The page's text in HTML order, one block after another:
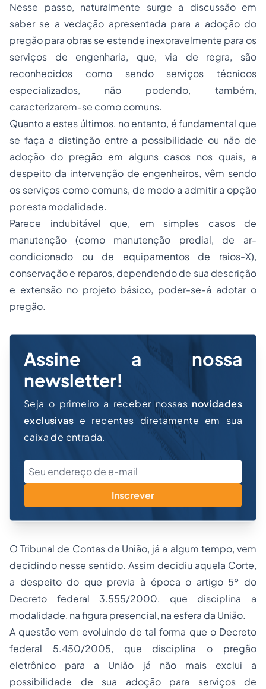
Nesse passo, naturalmente surge a discussão em
saber se a vedação apresentada para a adoçãodo
pregão para obras se estende inexoravelmente para os
serviços de engenharia, que, via de regra, são
reconhecidos como sendo serviços técnicos
especializados, não podendo, também,
caracterizarem-se como comuns.
Quanto a estes últimos, no entanto, é fundamental que
se faça a distinção entre a possibilidade ou não de
adoção do pregão em alguns casos nos quais, a
despeito da intervenção de engenheiros, vêm sendo
os serviços como comuns, de modo a admitir a opção
por esta modalidade.
Parece indubitável que, em simples casos de
manutenção (como manutenção predial, de ar-
condicionado ou de equipamentos de raios-X),
conservação e reparos, dependendo de sua descrição
e extensão no projeto básico, poder-se-á adotar o
pregão.
Assine a nossa
newsletter!
Seja o primeiro a receber nossas novidades
exclusivas e recentes diretamente em sua
caixa de entrada.
Inscrever
O Tribunal de Contas da União, já a algum tempo, vem
decidindo nesse sentido. Assim decidiu aquela Corte,
a despeito do que previa à época o artigo 5º do
Decreto federal 3.555/2000, que disciplina a
modalidade, na figura presencial, na esfera da União.
A questão vem evoluindo de tal forma que o Decreto
federal 5.450/2005, que disciplina o pregão
eletrônico para a União já não mais exclui a
possibilidade de sua adoção para serviços de